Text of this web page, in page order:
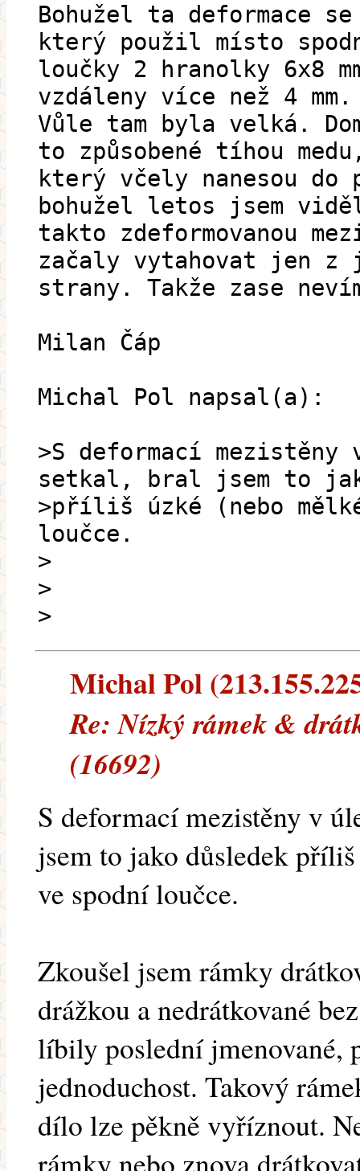
Bohužel ta deformace
který použil místo
loučky 2 hranolky 6x8
vzdáleny více než 4 mm.
Vůle tam byla velká.
to způsobené tíhou
který včely nanesou do
bohužel letos jsem
takto zdeformovanou
začaly vytahovat jen z
strany. Takže zase
Milan Čáp
Michal Pol napsal(a):
>S deformací
setkal, bral jsem to
>příliš úzké (nebo
loučce.
>
>
>
Michal Pol
Re: Nízký rámek &
(16692)
S deformací mezistěny v
jsem to jako důsledek
ve spodní loučce.
Zkoušel jsem rámky
drážkou a nedrátkované
líbily poslední jmenované,
jednoduchost. Takový
dílo lze pěkně vyříznout.
rámky nebo znova